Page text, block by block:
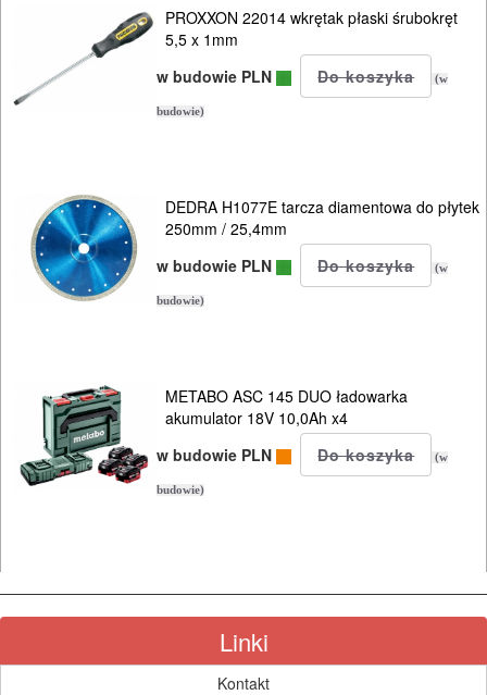
PROXXON 22014 wkrętak płaski śrubokręt
5,5 x 1mm
w budowie PLN
(w
budowie)
DEDRA H1077E tarcza diamentowa do płytek
250mm / 25,4mm
w budowie PLN
(w
budowie)
METABO ASC 145 DUO ładowarka
akumulator 18V 10,0Ah x4
w budowie PLN
(w
budowie)
Linki
Kontakt